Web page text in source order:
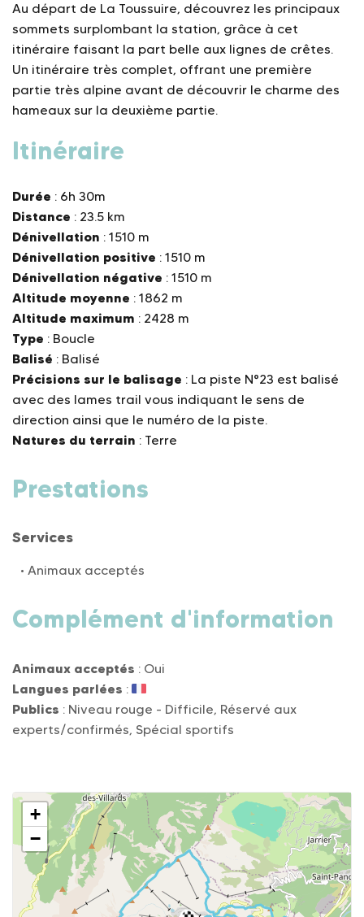
Au départ de La Toussuire, découvrez les principaux
sommets surplombant la station, grâce à cet
itinéraire faisant la part belle aux lignes de crêtes.
Un itinéraire très complet, offrant une première
partie très alpine avant de découvrir le charme des
hameaux sur la deuxième partie.
Itinéraire
Durée : 6h 30m
Distance : 23.5 km
Dénivellation : 1510 m
Dénivellation positive : 1510 m
Dénivellation négative : 1510 m
Altitude moyenne : 1862 m
Altitude maximum : 2428 m
Type : Boucle
Balisé : Balisé
Précisions sur le balisage : La piste N°23 est balisé
avec des lames trail vous indiquant le sens de
direction ainsi que le numéro de la piste.
Natures du terrain : Terre
Prestations
Services
Animaux acceptés
Complément d'information
Animaux acceptés : Oui
Langues parlées :
Publics : Niveau rouge - Difficile, Réservé aux
experts/confirmés, Spécial sportifs
+
−